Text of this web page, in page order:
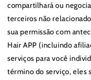
compartilhará ou
terceiros não
sua permissão com
Hair APP (incluindo
serviços para você
término do serviço, eles